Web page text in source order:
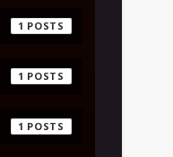
1
1
1